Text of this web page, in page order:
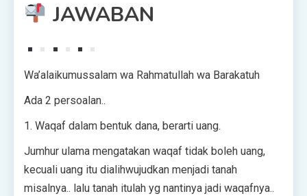
JAWABAN
Wa’alaikumussalam wa Rahmatullah wa Barakatuh
Ada 2 persoalan..
1. Waqaf dalam bentuk dana, berarti uang.
Jumhur ulama mengatakan waqaf tidak boleh uang,
kecuali uang itu dialihwujudkan menjadi tanah
misalnya.. lalu tanah itulah yg nantinya jadi waqafnya..